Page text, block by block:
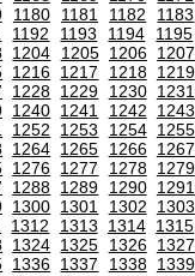
1180 1181 1182
1183
1192 1193 1194
1195
1204 1205 1206 1207
1216 1217 1218 1219
1228 1229 1230 1231
1240 1241 1242
1243
1252 1253 1254 1255
1264 1265 1266 1267
1276 1277 1278 1279
1288 1289 1290 1291
1300 1301 1302
1303
1312 1313 1314 1315
1324 1325 1326 1327
1336 1337 1338 1339